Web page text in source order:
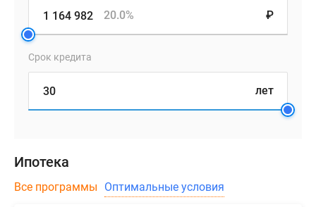
₽
20.0%
Срок кредита
лет
Ипотека
Все программы Оптимальные условия